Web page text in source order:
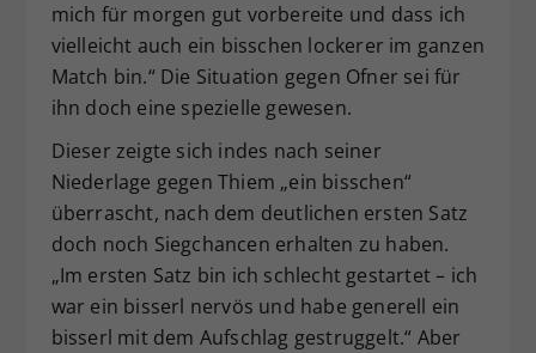
mich für morgen gut vorbereite und dass ich
vielleicht auch ein bisschen lockerer im ganzen
Match bin.“ Die Situation gegen Ofner sei für
ihn doch eine spezielle gewesen.
Dieser zeigte sich indes nach seiner
Niederlage gegen Thiem „ein bisschen“
überrascht, nach dem deutlichen ersten Satz
doch noch Siegchancen erhalten zu haben.
„Im ersten Satz bin ich schlecht gestartet – ich
war ein bisserl nervös und habe generell ein
bisserl mit dem Aufschlag gestruggelt.“ Aber